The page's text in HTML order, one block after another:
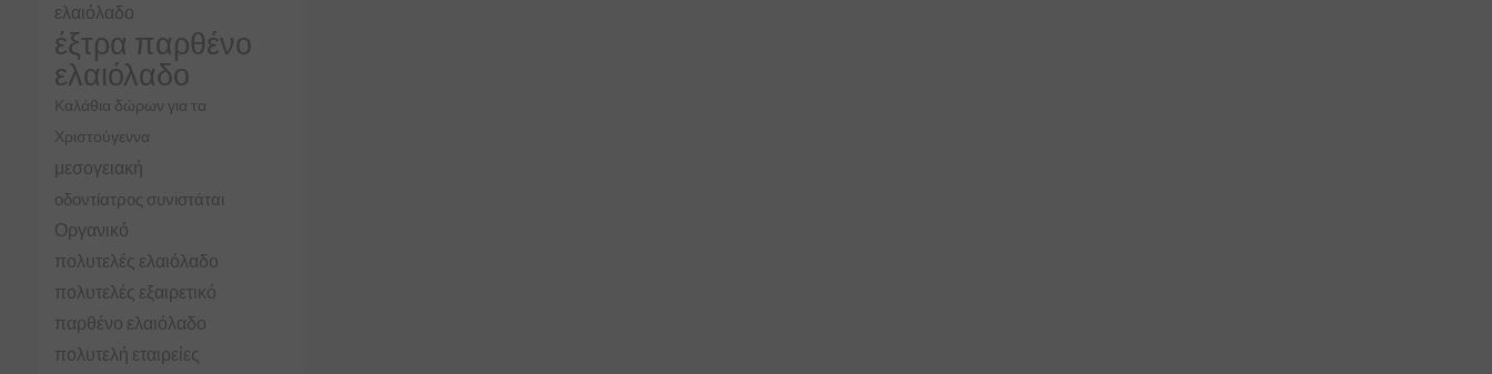
ελαιόλαδο
έξτρα παρθένο
ελαιόλαδο
Καλάθια δώρων για τα
Χριστούγεννα
μεσογειακή
οδοντίατρος συνιστάται
Οργανικό
πολυτελές ελαιόλαδο
πολυτελές εξαιρετικό
παρθένο ελαιόλαδο
πολυτελή εταιρείες